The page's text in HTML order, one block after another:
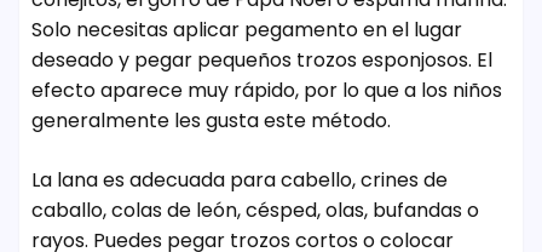
Solo necesitas aplicar pegamento en el lugar
deseado y pegar pequeños trozos esponjosos. El
efecto aparece muy rápido, por lo que a los niños
generalmente les gusta este método.
La lana es adecuada para cabello, crines de
caballo, colas de león, césped, olas, bufandas o
rayos. Puedes pegar trozos cortos o colocar